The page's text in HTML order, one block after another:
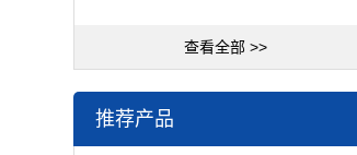
查看全部 >>
推荐产品